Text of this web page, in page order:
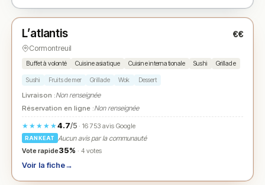
★ N° 3
L’atlantis €€
Cormontreuil
Buffet à volonté Cuisine asiatique Cuisine internationale Sushi Grillade
Sushi Fruits de mer Grillade Wok Dessert
Livraison :Non renseignée
Réservation en ligne :Non renseignée
★★★★★4.7/5· 16 753 avis Google
RANKEAT
Aucun avis par la communauté
Vote rapide35% · 4 votes
Voir la fiche→